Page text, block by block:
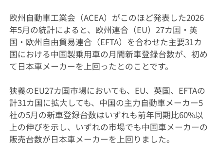
欧州自動車工業会（ACEA）がこのほど発表した2026
年5月の統計によると、欧州連合（EU）27カ国・英
国・欧州自由貿易連合（EFTA）を合わせた主要31カ
国における中国製乗用車の月間新車登録台数が、初め
て日本車メーカーを上回ったとのことです。
狭義のEU27カ国市場においても、EU、英国、EFTAの
計31カ国に拡大しても、中国の主力自動車メーカー5
社の5月の新車登録台数はいずれも前年同期比60%以
上の伸びを示し、いずれの市場でも中国車メーカーの
販売台数が日本車メーカーを上回りました。